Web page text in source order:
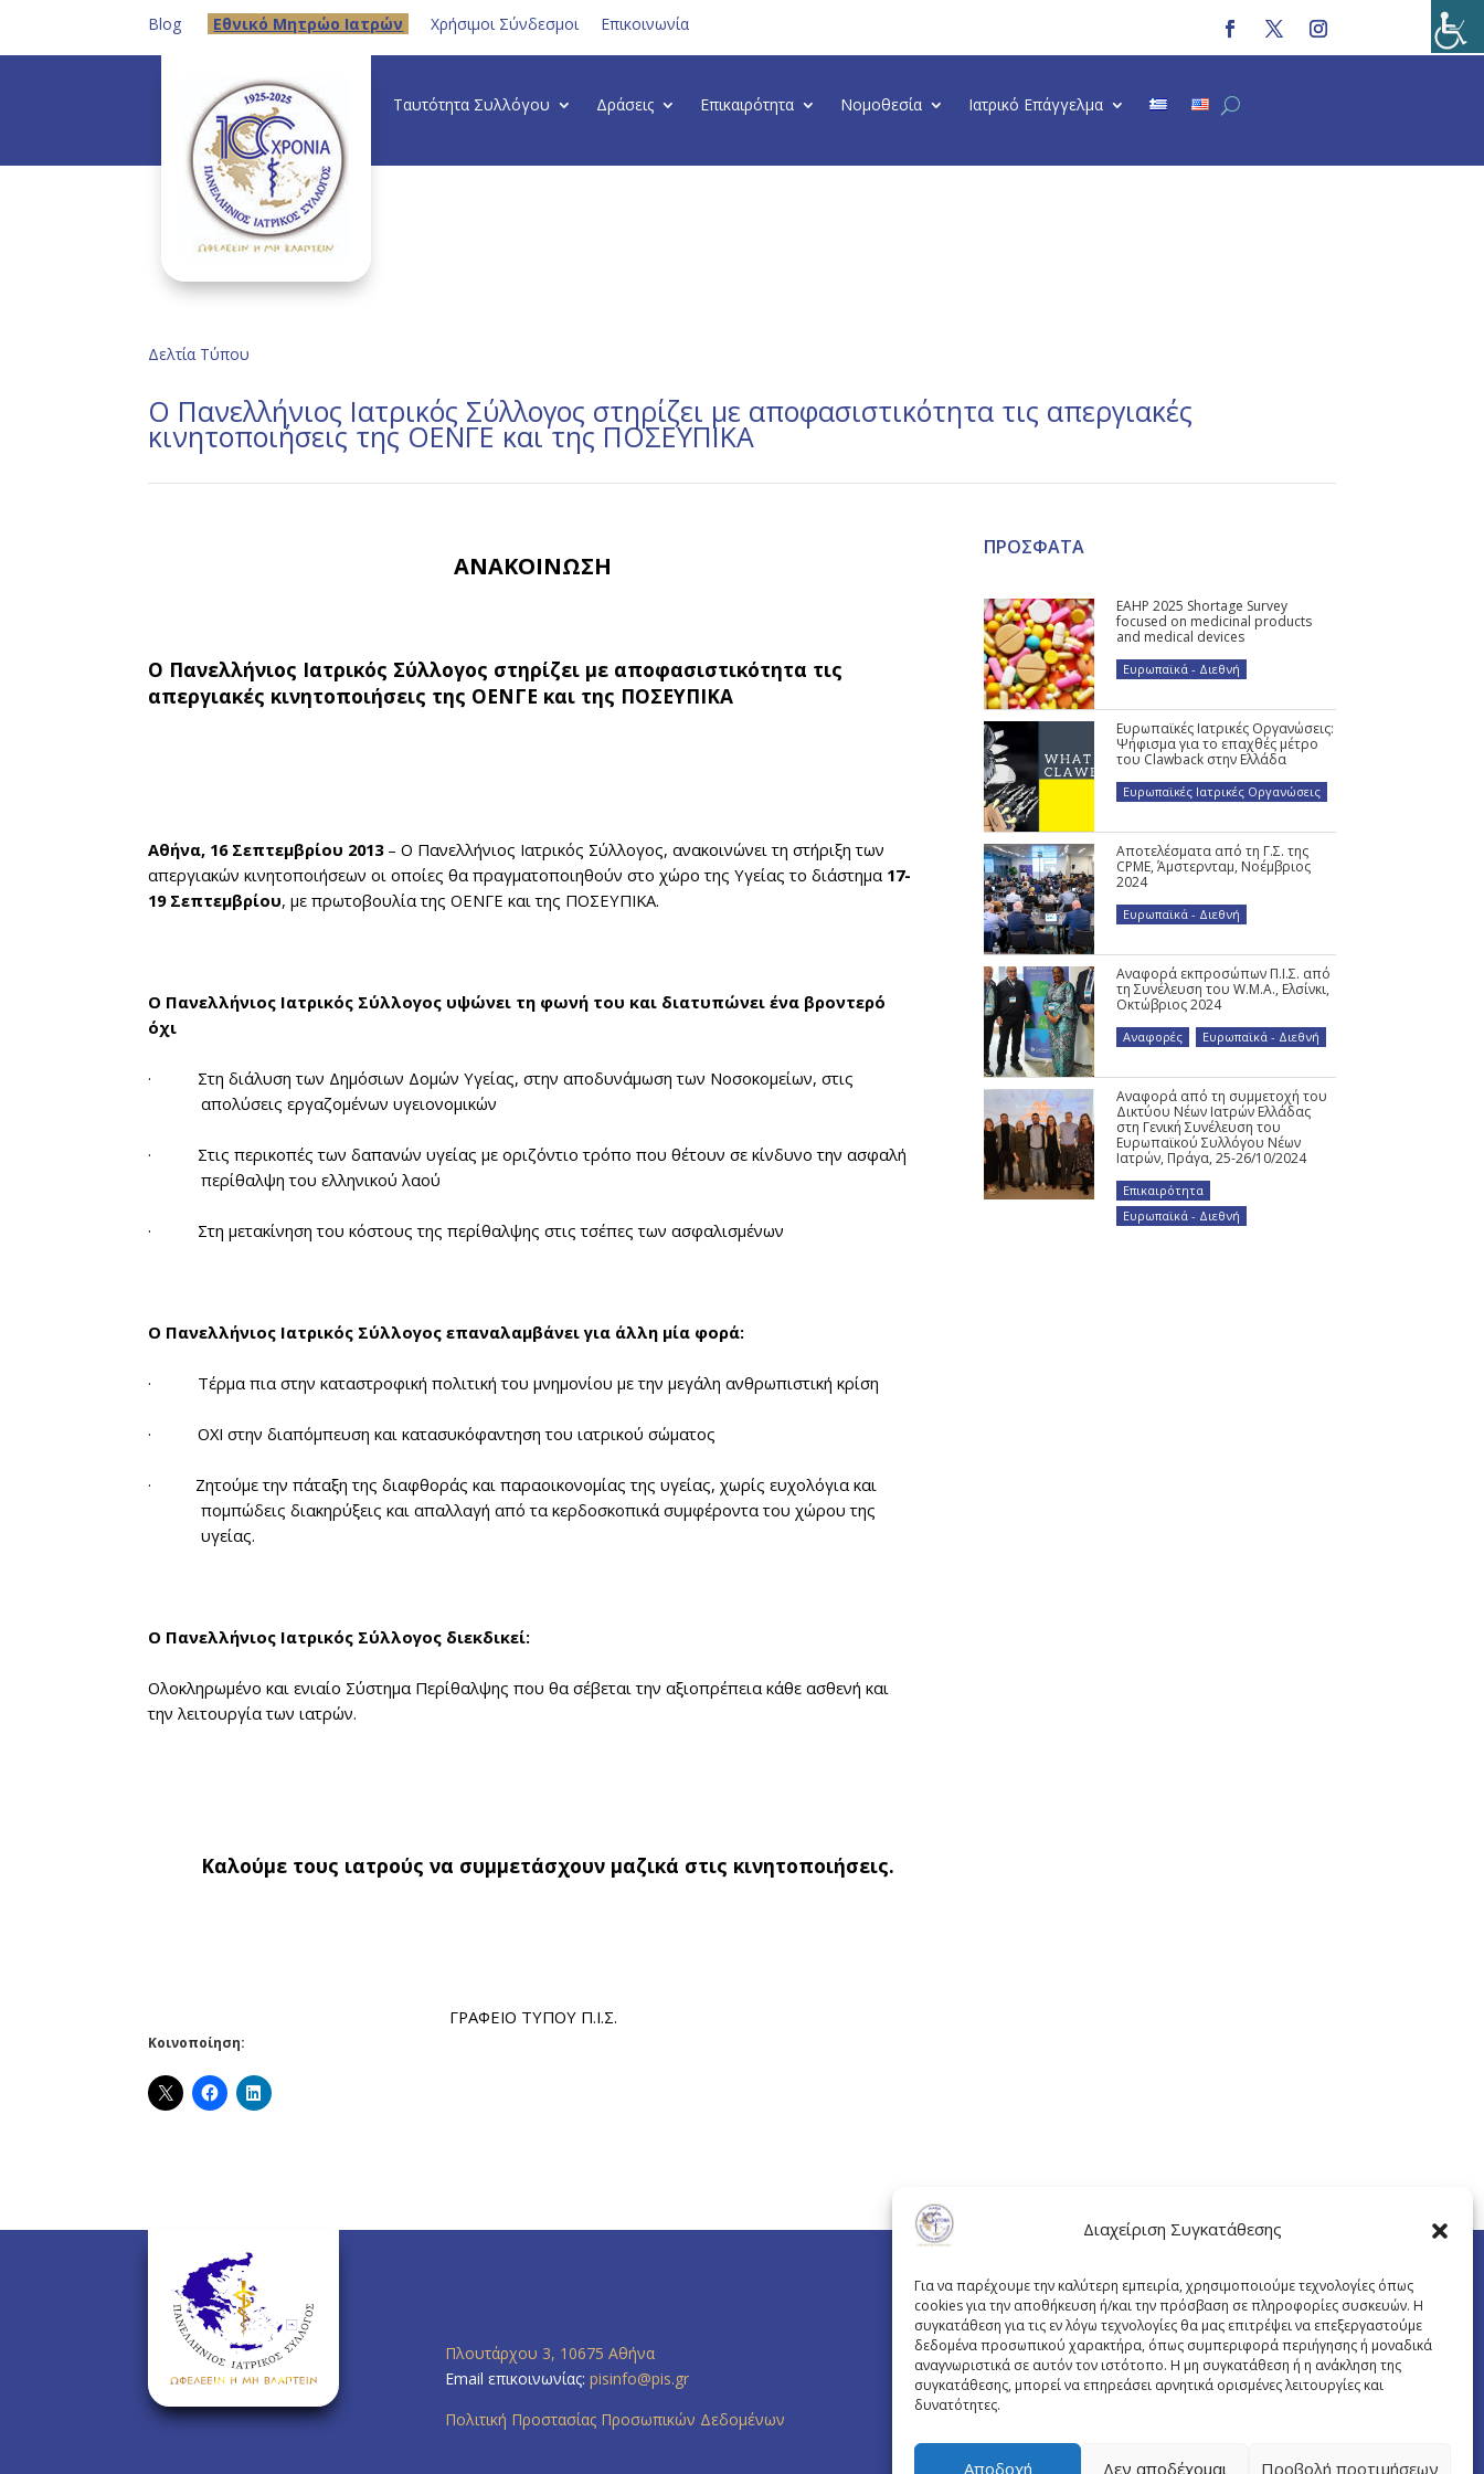
Διαχείριση Συγκατάθεσης
Για να παρέχουμε την καλύτερη εμπειρία, χρησιμοποιούμε τεχνολογίες όπως
cookies για την αποθήκευση ή/και την πρόσβαση σε πληροφορίες συσκευών. Η
συγκατάθεση για τις εν λόγω τεχνολογίες θα μας επιτρέψει να επεξεργαστούμε
δεδομένα προσωπικού χαρακτήρα, όπως συμπεριφορά περιήγησης ή μοναδικά
αναγνωριστικά σε αυτόν τον ιστότοπο. Η μη συγκατάθεση ή η ανάκληση της
συγκατάθεσης, μπορεί να επηρεάσει αρνητικά ορισμένες λειτουργίες και
δυνατότητες.
Αποδοχή Δεν αποδέχομαι Προβολή προτιμήσεων
Blog Eθνικό Μητρώο Ιατρών Χρήσιμοι Σύνδεσμοι Επικοινωνία
Ταυτότητα Συλλόγου Δράσεις Επικαιρότητα Νομοθεσία Ιατρικό Επάγγελμα
Δελτία Τύπου
Ο Πανελλήνιος Ιατρικός Σύλλογος στηρίζει με αποφασιστικότητα τις απεργιακές
κινητοποιήσεις της ΟΕΝΓΕ και της ΠΟΣΕΥΠΙΚΑ
ΑΝΑΚΟΙΝΩΣΗ
Ο Πανελλήνιος Ιατρικός Σύλλογος στηρίζει με αποφασιστικότητα τις
απεργιακές κινητοποιήσεις της ΟΕΝΓΕ και της ΠΟΣΕΥΠΙΚΑ
Αθήνα, 16 Σεπτεμβρίου 2013– Ο Πανελλήνιος Ιατρικός Σύλλογος, ανακοινώνει τη στήριξη των
απεργιακών κινητοποιήσεων οι οποίες θα πραγματοποιηθούν στο χώρο της Υγείας το διάστημα 17-
19 Σεπτεμβρίου, με πρωτοβουλία της ΟΕΝΓΕ και της ΠΟΣΕΥΠΙΚΑ.
Ο Πανελλήνιος Ιατρικός Σύλλογος υψώνει τη φωνή του και διατυπώνει ένα βροντερό
όχι
·
Στη διάλυση των Δημόσιων Δομών Υγείας, στην αποδυνάμωση των Νοσοκομείων, στις
απολύσεις εργαζομένων υγειονομικών
·
Στις περικοπές των δαπανών υγείας με οριζόντιο τρόπο που θέτουν σε κίνδυνο την ασφαλή
περίθαλψη του ελληνικού λαού
· Στη μετακίνηση του κόστους της περίθαλψης στις τσέπες των ασφαλισμένων
Ο Πανελλήνιος Ιατρικός Σύλλογος επαναλαμβάνει για άλλη μία φορά:
· Τέρμα πια στην καταστροφική πολιτική του μνημονίου με την μεγάλη ανθρωπιστική κρίση
· ΟΧΙ στην διαπόμπευση και κατασυκόφαντηση του ιατρικού σώματος
·
Ζητούμε την πάταξη της διαφθοράς και παραοικονομίας της υγείας, χωρίς ευχολόγια και
πομπώδεις διακηρύξεις και απαλλαγή από τα κερδοσκοπικά συμφέροντα του χώρου της
υγείας.
Ο Πανελλήνιος Ιατρικός Σύλλογος διεκδικεί:
Ολοκληρωμένο και ενιαίο Σύστημα Περίθαλψης που θα σέβεται την αξιοπρέπεια κάθε ασθενή και
την λειτουργία των ιατρών.
Καλούμε τους ιατρούς να συμμετάσχουν μαζικά στις κινητοποιήσεις.
ΓΡΑΦΕΙΟ ΤΥΠΟΥ Π.Ι.Σ.
Κοινοποίηση:
ΠΡΟΣΦΑΤΑ
EAHP 2025 Shortage Survey
focused on medicinal products
and medical devices
Ευρωπαϊκά - Διεθνή
Ευρωπαϊκές Ιατρικές Οργανώσεις:
Ψήφισμα για το επαχθές μέτρο
του Clawback στην Ελλάδα
Ευρωπαϊκές Ιατρικές Οργανώσεις
Αποτελέσματα από τη Γ.Σ. της
CPME, Άμστερνταμ, Νοέμβριος
2024
Ευρωπαϊκά - Διεθνή
Αναφορά εκπροσώπων Π.Ι.Σ. από
τη Συνέλευση του W.M.A., Ελσίνκι,
Οκτώβριος 2024
Αναφορές Ευρωπαϊκά - Διεθνή
Αναφορά από τη συμμετοχή του
Δικτύου Νέων Ιατρών Ελλάδας
στη Γενική Συνέλευση του
Ευρωπαϊκού Συλλόγου Νέων
Ιατρών, Πράγα, 25-26/10/2024
Επικαιρότητα
Ευρωπαϊκά - Διεθνή
Πλουτάρχου 3, 10675 Αθήνα
Email επικοινωνίας:pisinfo@pis.gr
Πολιτική Προστασίας Προσωπικών Δεδομένων